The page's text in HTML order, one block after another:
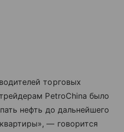
торговых
PetroChina было
нефть до дальнейшего
— говорится